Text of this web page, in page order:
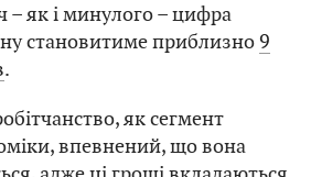
– як і минулого – цифра
становитиме приблизно9
.
як сегмент
впевнений, що вона